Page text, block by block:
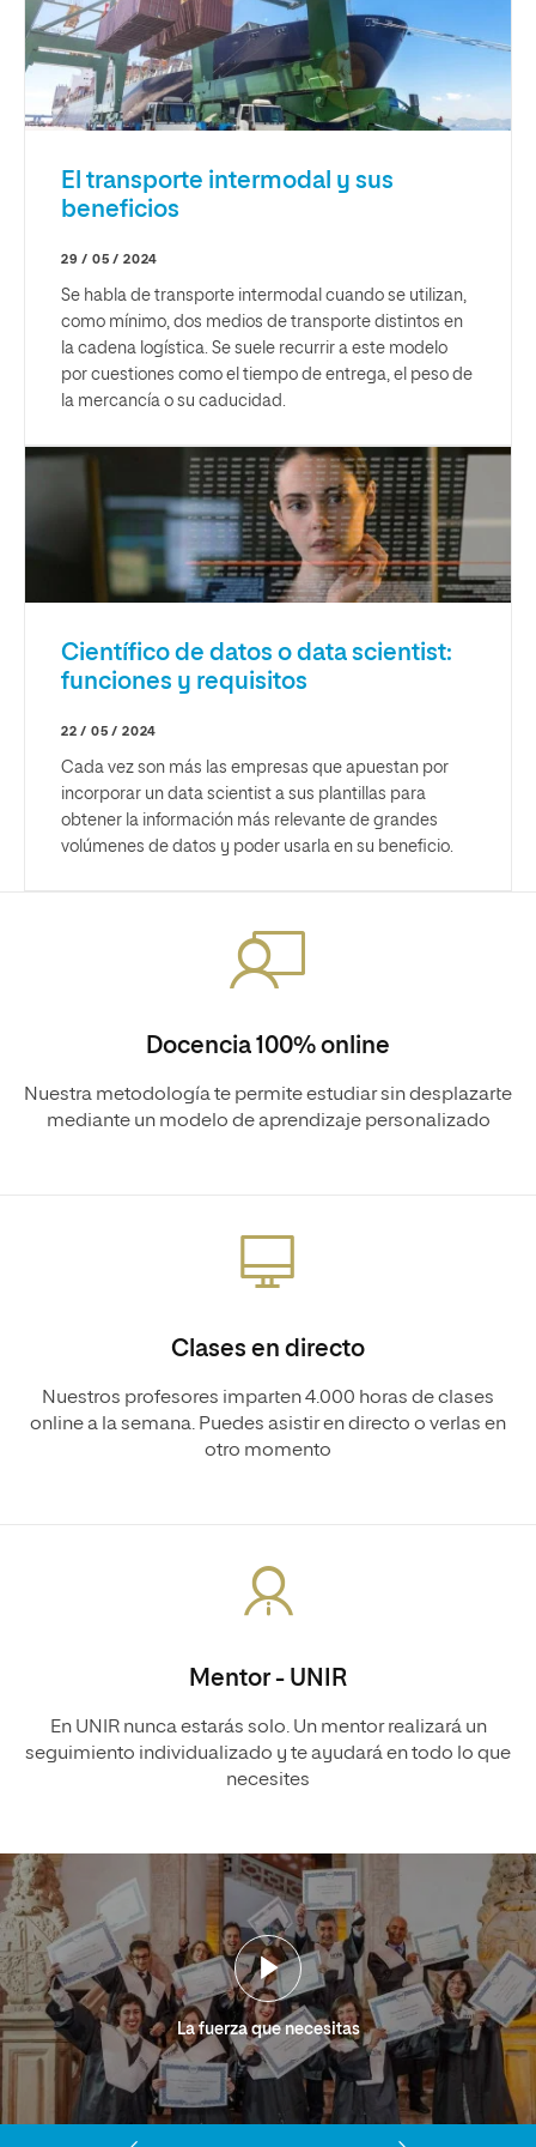
El transporte intermodal y sus
beneficios
29 / 05 / 2024
Se habla de transporte intermodal cuando se utilizan,
como mínimo, dos medios de transporte distintos en
la cadena logística. Se suele recurrir a este modelo
por cuestiones como el tiempo de entrega, el peso de
la mercancía o su caducidad.
Científico de datos o data scientist:
funciones y requisitos
22 / 05 / 2024
Cada vez son más las empresas que apuestan por
incorporar un data scientist a sus plantillas para
obtener la información más relevante de grandes
volúmenes de datos y poder usarla en su beneficio.
Docencia 100% online
Nuestra metodología te permite estudiar sin desplazarte
mediante un modelo de aprendizaje personalizado
Clases en directo
Nuestros profesores imparten 4.000 horas de clases
online a la semana. Puedes asistir en directo o verlas en
otro momento
Mentor - UNIR
En UNIR nunca estarás solo. Un mentor realizará un
seguimiento individualizado y te ayudará en todo lo que
necesites
La fuerza que necesitas